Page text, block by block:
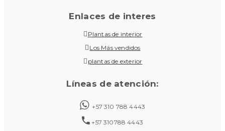
Enlaces de interes
Plantas de interior
Los Más vendidos
plantas de exterior
Líneas de atención:
+57 310 788 4443
+57 310788 4443